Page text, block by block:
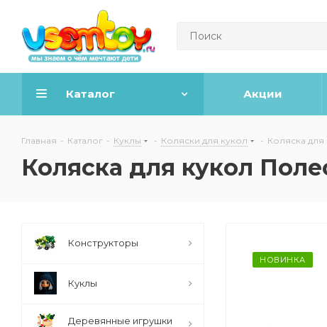
Каталог Акции
Главная - Каталог - Куклы - Коляски для кукол - Коляска
Коляска для кукол
НОВИНКА
Конструкторы
Куклы
Деревянные игрушки